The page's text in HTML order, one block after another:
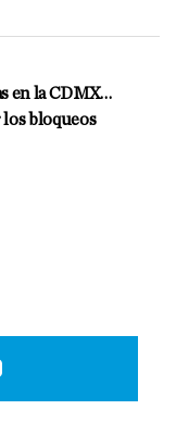
en la CDMX…
los bloqueos